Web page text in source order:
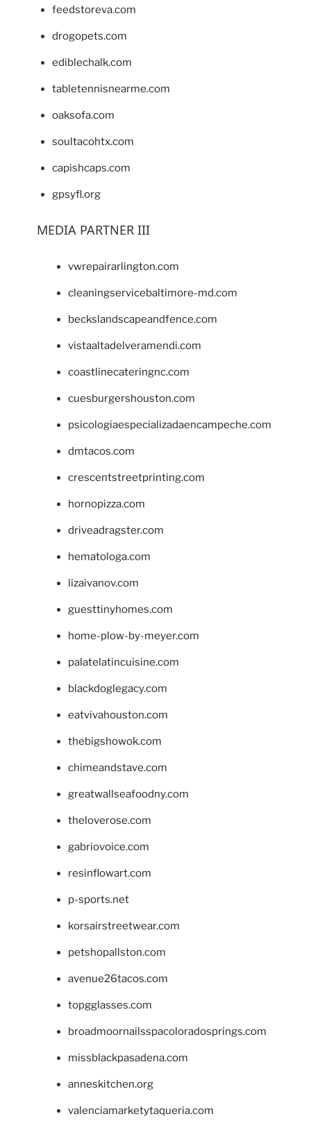
feedstoreva.com
drogopets.com
ediblechalk.com
tabletennisnearme.com
oaksofa.com
soultacohtx.com
capishcaps.com
gpsyfl.org
MEDIA PARTNER III
vwrepairarlington.com
cleaningservicebaltimore-md.com
beckslandscapeandfence.com
vistaaltadelveramendi.com
coastlinecateringnc.com
cuesburgershouston.com
psicologiaespecializadaencampeche.com
dmtacos.com
crescentstreetprinting.com
hornopizza.com
driveadragster.com
hematologa.com
lizaivanov.com
guesttinyhomes.com
home-plow-by-meyer.com
palatelatincuisine.com
blackdoglegacy.com
eatvivahouston.com
thebigshowok.com
chimeandstave.com
greatwallseafoodny.com
theloverose.com
gabriovoice.com
resinflowart.com
p-sports.net
korsairstreetwear.com
petshopallston.com
avenue26tacos.com
topgglasses.com
broadmoornailsspacoloradosprings.com
missblackpasadena.com
anneskitchen.org
valenciamarketytaqueria.com